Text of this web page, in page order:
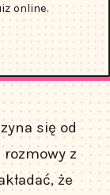
online.
się od
z
że